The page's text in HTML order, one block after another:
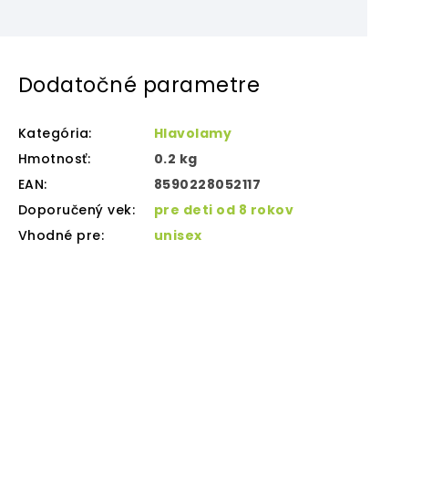
Dodatočné parametre
Kategória:
Hlavolamy
Hmotnosť:
0.2 kg
EAN:
8590228052117
Doporučený vek:
pre deti od 8 rokov
Vhodné pre: unisex